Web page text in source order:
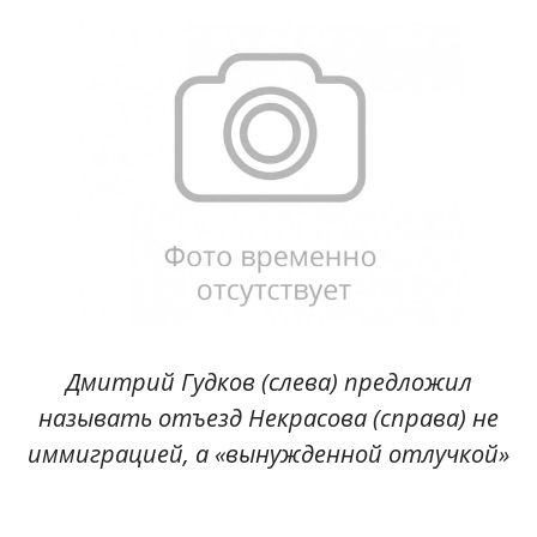
Дмитрий Гудков (слева) предложил
называть отъезд Некрасова (справа) не
иммиграцией, а «вынужденной отлучкой»